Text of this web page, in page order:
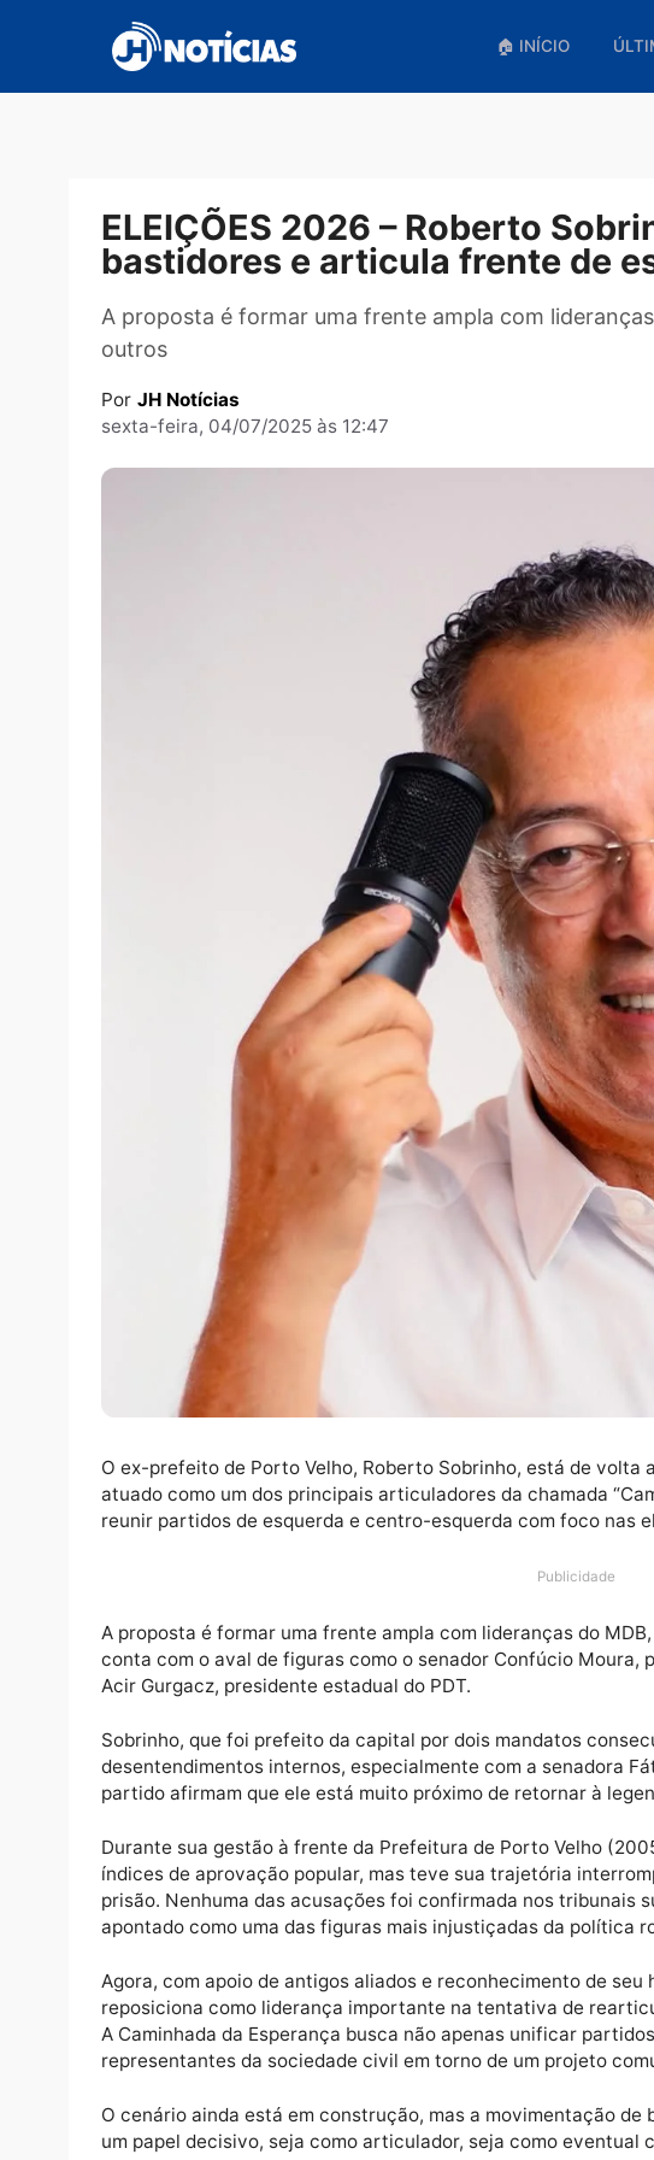
conteúdo
🏠 INÍCIO
ELEIÇÕES 2026 – Roberto
bastidores e articula frente
A proposta é formar uma frente ampla com
outros
JH Notícias
sexta-feira, 04/07/2025 às 12:47
O ex-prefeito de Porto Velho, Roberto Sobrinho, está
atuado como um dos principais articuladores da
reunir partidos de esquerda e centro-esquerda com
conta com o aval de figuras como o senador Confúcio
Acir Gurgacz, presidente estadual do PDT.
Sobrinho, que foi prefeito da capital por dois mandatos
partido afirmam que ele está muito próximo de
Durante sua gestão à frente da Prefeitura de Porto
prisão. Nenhuma das acusações foi confirmada nos
apontado como uma das figuras mais injustiçadas da